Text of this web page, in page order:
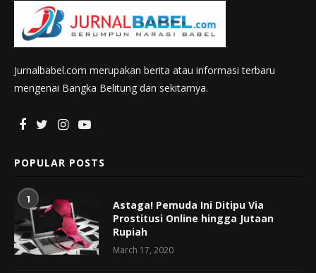
Jurnalbabel.com merupakan berita atau informasi terbaru
mengenai Bangka Belitung dan sekitarnya.
POPULAR POSTS
1
Astaga! Pemuda Ini Ditipu Via
Prostitusi Online hingga Jutaan
Rupiah
March 17, 2020